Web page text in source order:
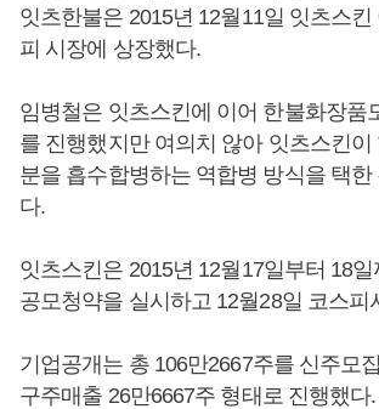
잇츠한불은 2015년 12월11일 잇츠스
피 시장에 상장했다.
임병철은 잇츠스킨에 이어 한불화장품
를 진행했지만 여의치 않아 잇츠스킨이
분을 흡수합병하는 역합병 방식을 택한
다.
잇츠스킨은 2015년 12월17일부터 18
공모청약을 실시하고 12월28일 코스피
기업공개는 총 106만2667주를 신주모
구주매출 26만6667주 형태로 진행했다.